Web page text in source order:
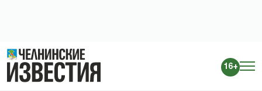
16+